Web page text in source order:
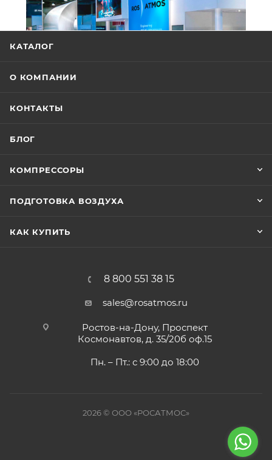
КАТАЛОГ
О КОМПАНИИ
КОНТАКТЫ
БЛОГ
КОМПРЕССОРЫ
ПОДГОТОВКА ВОЗДУХА
КАК КУПИТЬ
8 800 551 38 15
sales@rosatmos.ru
Ростов-на-Дону, Проспект
Космонавтов, д. 35/20б оф.15
Пн. – Пт.: с 9:00 до 18:00
2026 © ООО «РОСАТМОС»